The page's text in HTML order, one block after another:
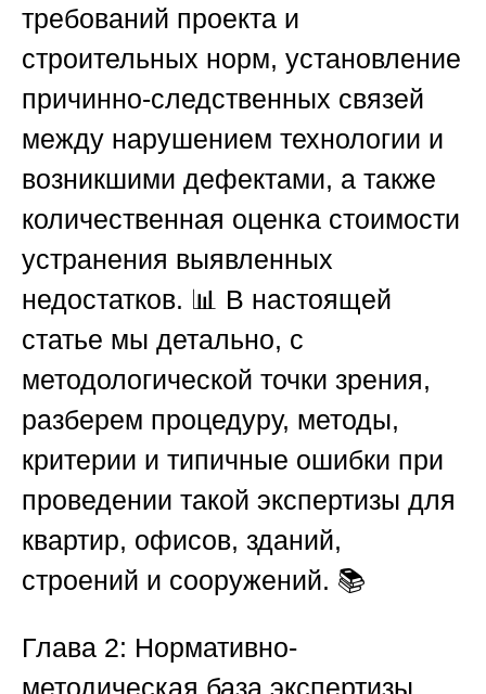
требований проекта и
строительных норм, установление
причинно-следственных связей
между нарушением технологии и
возникшими дефектами, а также
количественная оценка стоимости
устранения выявленных
недостатков. 📊 В настоящей
статье мы детально, с
методологической точки зрения,
разберем процедуру, методы,
критерии и типичные ошибки при
проведении такой экспертизы для
квартир, офисов, зданий,
строений и сооружений. 📚
Глава 2: Нормативно-
методическая база экспертизы